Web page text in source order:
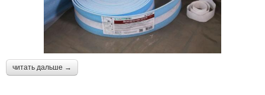
читать дальше →